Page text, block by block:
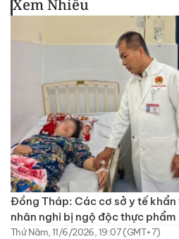
Xem Nhiều
Đồng Tháp: Các cơ sở y tế
nhân nghi bị ngộ độc thực phẩm
Thứ Năm, 11/6/2026, 19:07 (GMT+7)